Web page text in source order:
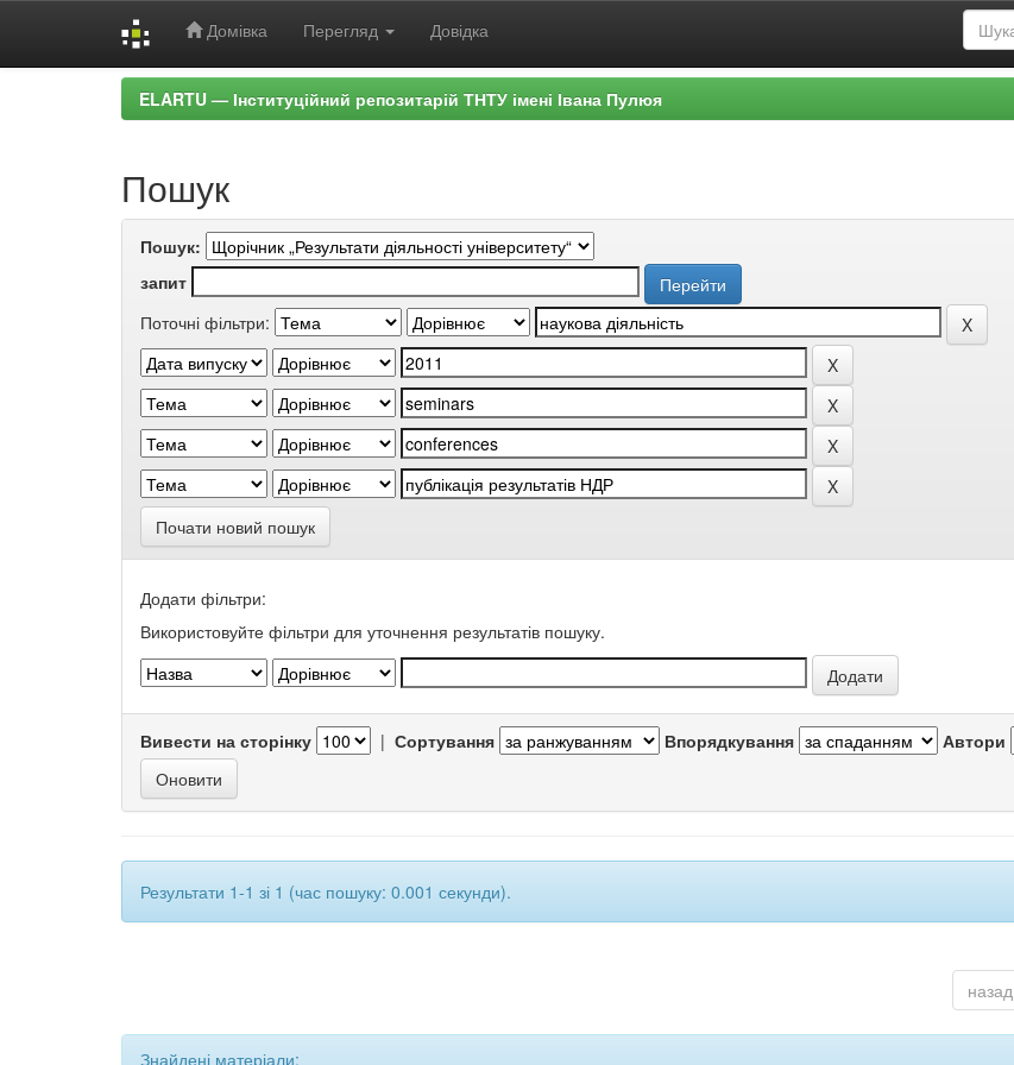
Домівка Перегляд Довідка
ELARTU — Інституційний репозитарій ТНТУ імені Івана Пулюя
Пошук
Пошук:
запит
Поточні фільтри:
Почати новий пошук
Додати фільтри:
Використовуйте фільтри для уточнення результатів пошуку.
Вивести на сторінку | Сортування Впорядкування Автори
Результати 1-1 зі 1 (час пошуку: 0.001 секунди).
назад
Знайдені матеріали: